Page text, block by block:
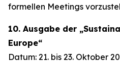
formellen Meetings
10. Ausgabe der
Europe“
Datum: 21. bis 23. Oktober